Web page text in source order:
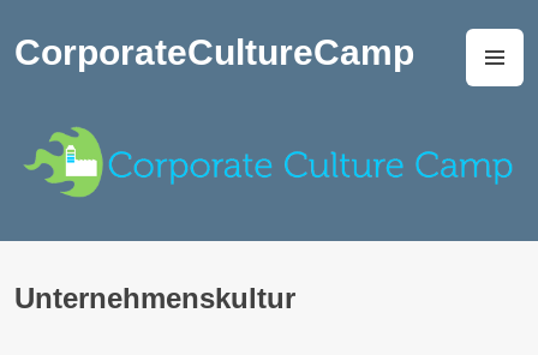
Inhalt
springen
CorporateCultureCamp
Unternehmenskultur